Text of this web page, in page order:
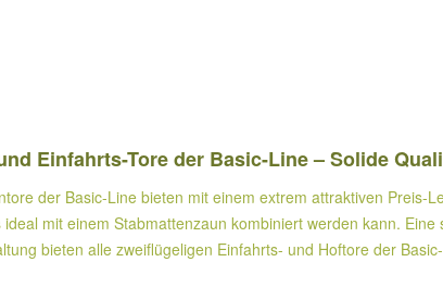
Einfahrts-Tore der Basic-Line – Solide
der Basic-Line bieten mit einem extrem attraktiven Preis-
mit einem Stabmattenzaun kombiniert werden kann.
bieten alle zweiflügeligen Einfahrts- und Hoftore der